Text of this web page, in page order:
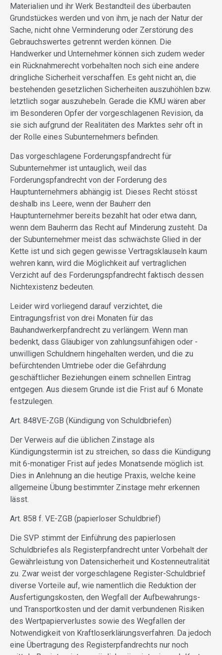
Materialien und ihr Werk Bestandteil des überbauten
Grundstückes werden und von ihm, je nach der Natur der
Sache, nicht ohne Verminderung oder Zerstörung des
Gebrauchswertes getrennt werden können. Die
Handwerker und Unternehmer können sich zudem weder
ein Rücknahmerecht vorbehalten noch sich eine andere
dringliche Sicherheit verschaffen. Es geht nicht an, die
bestehenden gesetzlichen Sicherheiten auszuhöhlen bzw.
letztlich sogar auszuhebeln. Gerade die KMU wären aber
im Besonderen Opfer der vorgeschlagenen Revision, da
sie sich aufgrund der Realitäten des Marktes sehr oft in
der Rolle eines Subunternehmers befinden.
Das vorgeschlagene Forderungspfandrecht für
Subunternehmer ist untauglich, weil das
Forderungspfandrecht von der Forderung des
Hauptunternehmers abhängig ist. Dieses Recht stösst
deshalb ins Leere, wenn der Bauherr den
Hauptunternehmer bereits bezahlt hat oder etwa dann,
wenn dem Bauherrn das Recht auf Minderung zusteht. Da
der Subunternehmer meist das schwächste Glied in der
Kette ist und sich gegen gewisse Vertragsklauseln kaum
wehren kann, wird die Möglichkeit auf vertraglichen
Verzicht auf des Forderungspfandrecht faktisch dessen
Nichtexistenz bedeuten.
Leider wird vorliegend darauf verzichtet, die
Eintragungsfrist von drei Monaten für das
Bauhandwerkerpfandrecht zu verlängern. Wenn man
bedenkt, dass Gläubiger von zahlungsunfähigen oder -
unwilligen Schuldnern hingehalten werden, und die zu
befürchtenden Umtriebe oder die Gefährdung
geschäftlicher Beziehungen einem schnellen Eintrag
entgegen. Aus diesem Grunde ist die Frist auf 6 Monate
festzulegen.
Art. 848VE-ZGB (Kündigung von Schuldbriefen)
Der Verweis auf die üblichen Zinstage als
Kündigungstermin ist zu streichen, so dass die Kündigung
mit 6-monatiger Frist auf jedes Monatsende möglich ist.
Dies in Anlehnung an die heutige Praxis, welche keine
allgemeine Übung bestimmter Zinstage mehr erkennen
lässt.
Art. 858 f. VE-ZGB (papierloser Schuldbrief)
Die SVP stimmt der Einführung des papierlosen
Schuldbriefes als Registerpfandrecht unter Vorbehalt der
Gewährleistung von Datensicherheit und Kostenneutralität
zu. Zwar weist der vorgeschlagene Register-Schuldbrief
diverse Vorteile auf, wie namentlich die Reduktion der
Ausfertigungskosten, den Wegfall der Aufbewahrungs-
und Transportkosten und der damit verbundenen Risiken
des Wertpapierverlustes sowie des Wegfallen der
Notwendigkeit von Kraftloserklärungsverfahren. Da jedoch
eine Übertragung des Registerpfandrechts nur noch